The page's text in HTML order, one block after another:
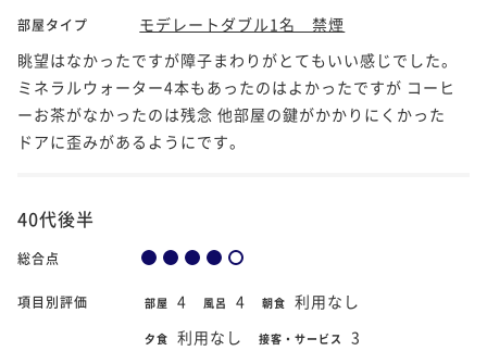
部屋タイプ
モデレートダブル1名 禁煙
眺望はなかったですが障子まわりがとてもいい感じでした。
ミネラルウォーター4本もあったのはよかったですが コーヒ
ーお茶がなかったのは残念 他部屋の鍵がかかりにくかった
ドアに歪みがあるようにです。
40代後半
総合点
項目別評価 部屋 4 風呂 4 朝食 利用なし
夕食 利用なし 接客・サービス 3